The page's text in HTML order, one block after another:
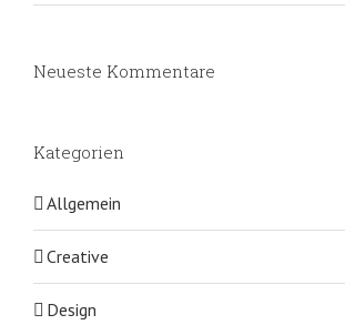
Neueste Kommentare
Kategorien
Allgemein
Creative
Design